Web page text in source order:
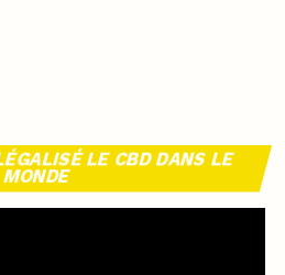
LE CBD DANS LE
MONDE